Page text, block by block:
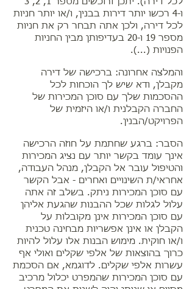
ו-4 רכשו יותר דירות בבנין, ו/או יותר חניות
לכל דירה, ולכן אתה תבחר רק את חניות
מספר 19 ו-20 בעדיפותן מבין החניות
הפנויות (...).
והמלצה אחרונה: ברכישה של דירה
מקבלן, ודא שיש לך הוכחות לכל
ההסכמות שלך עם סוכן המכירות של
החברה הקבלנית ו/או היזמית של
הפרויקט/הבנין.
הסבר: ברגע שחתמת על חוזה הרכישה
אינך עומד בקשר יותר עם נציג המכירות
והטיפול עובר אל הקבלן, מנהל העבודה,
אחראי/ת השינויים ואחרים - אבל הקשר
עם סוכן המכירות ניתק. בשלב זה אתה
עלול לגלות שכל ההבנות שהגעת אליהן
עם סוכן המכירות אינן מקובלות על
הקבלן או אינן אפשריות מבחינה טכנית
ו/או חוקית. מימוש הבנות אלו עלול להיות
כרוך בהוצאות של אלפי שקלים ואולי אף
עשרות אלפי שקלים. לדוגמא, אם הסכמת
עם סוכן המכירות שהמפרט יכלול מרכיב